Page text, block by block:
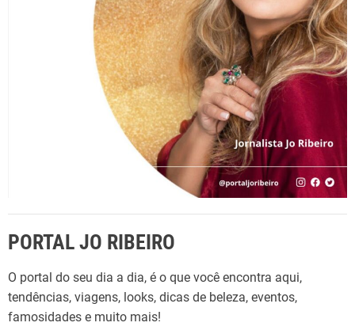
PORTAL JO RIBEIRO
O portal do seu dia a dia, é o que você encontra aqui,
tendências, viagens, looks, dicas de beleza, eventos,
famosidades e muito mais!